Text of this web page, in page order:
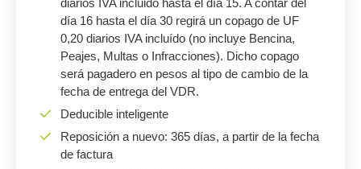
diarios IVA incluido hasta el día 15. A contar del
día 16 hasta el día 30 regirá un copago de UF
0,20 diarios IVA incluído (no incluye Bencina,
Peajes, Multas o Infracciones). Dicho copago
será pagadero en pesos al tipo de cambio de la
fecha de entrega del VDR.
Deducible inteligente
Reposición a nuevo: 365 días, a partir de la fecha
de factura